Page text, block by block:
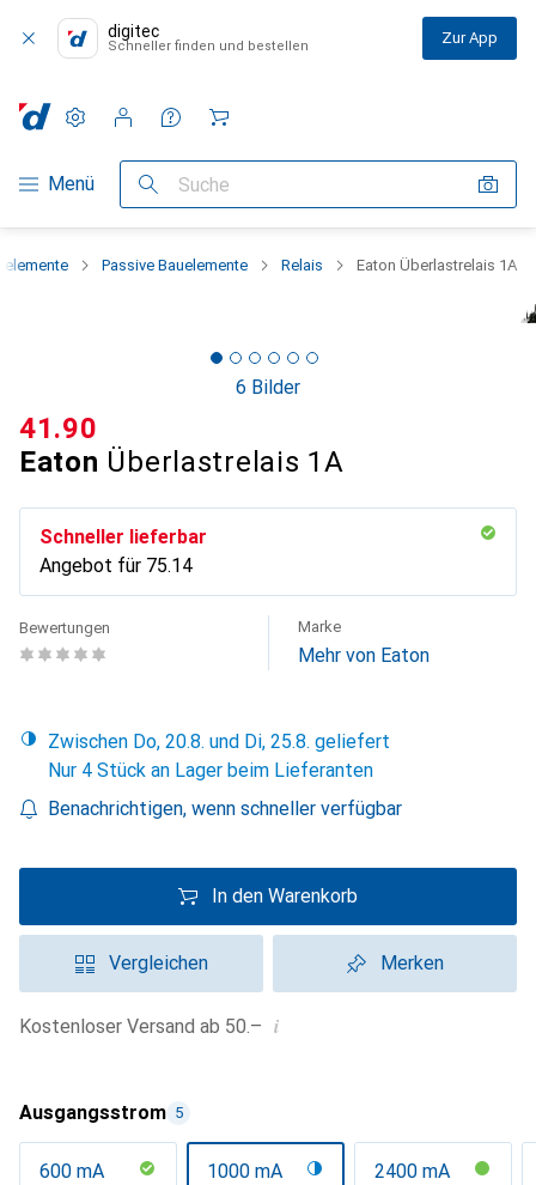
digitec
Schneller finden und bestellen Zur App
Navigation nach Kategorien
Menü Suche
Einstellungen
Kundenkonto
Vergleichslisten
Merklisten
Warenkorb
Passive Bauelemente Relais Eaton Überlastrelais 1A
6 Bilder
Eaton Überlastrelais 1A
CHF
41.90
Schneller lieferbar
Angebot für CHF
75.14
Bewertungen Marke
Mehr von Eaton
Zwischen Do, 20.8. und Di, 25.8. geliefert
Nur 4 Stück an Lager beim Lieferanten
Benachrichtigen, wenn schneller verfügbar
In den Warenkorb
Vergleichen Merken
Kostenloser Versand ab 50.– i
Ausgangsstrom 5
600 mA 1000 mA 2400 mA